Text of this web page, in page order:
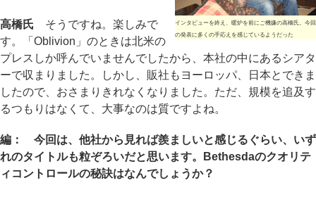
インタビューを終え、暖炉を前にご機嫌の高橋氏。今回
の発表に多くの手応えを感じているようだった
高橋氏 そうですね。楽しみで
す。「Oblivion」のときは北米の
プレスしか呼んでいませんでしたから、本社の中にあるシアタ
ーで収まりました。しかし、販社もヨーロッパ、日本とできま
したので、おさまりきれなくなりました。ただ、規模を追及す
るつもりはなくて、大事なのは質ですよね。
編： 今回は、他社から見れば羨ましいと感じるぐらい、いず
れのタイトルも粒ぞろいだと思います。Bethesdaのクオリテ
ィコントロールの秘訣はなんでしょうか？